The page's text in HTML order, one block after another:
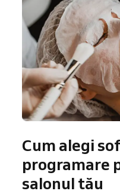
Cum alegi
programare
salonul tău